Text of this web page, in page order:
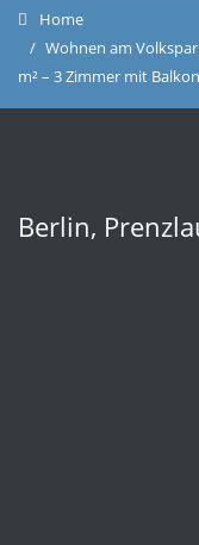
Home
Wohnen am
m² – 3 Zimmer mit
Berlin,